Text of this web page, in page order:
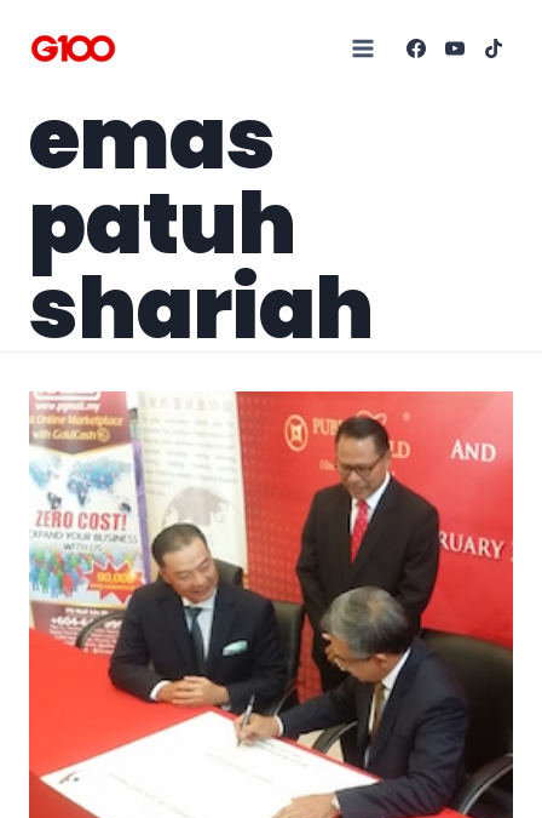
emas
patuh
shariah